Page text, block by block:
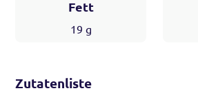
Fett
19 g
Zutatenliste